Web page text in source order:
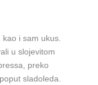
i sam ukus.
u slojevitom
preko
sladoleda.